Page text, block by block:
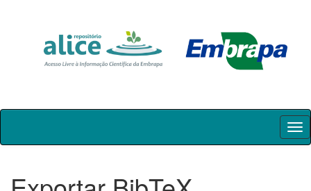
Skip